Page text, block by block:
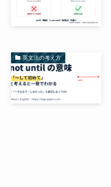
英文法の考え方